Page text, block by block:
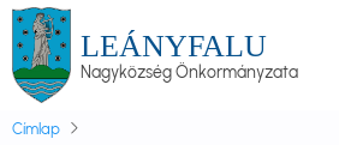
Ugrás
tartalomra
LEÁNYFALU
Nagyközség Önkormányzata
Címlap